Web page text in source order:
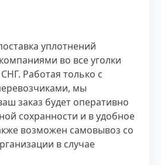
уплотнений
во все уголки
Работая только с
мы
заказ будет оперативно
сохранности и в удобное
возможен самовывоз со
в случае